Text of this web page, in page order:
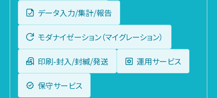
データ入力/集計/報告
モダナイゼーション（マイグレーション）
印刷-封入/封緘/発送 運用サービス
保守サービス